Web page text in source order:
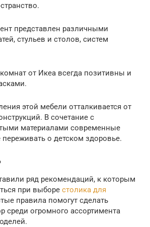
представлен различными
стульев и столов, систем
от Икеа всегда позитивны и
этой мебели отталкивается от
В сочетание с
материалами современные
переживать о детском здоровье.
ряд рекомендаций, к которым
при выборе столика для
правила помогут сделать
среди огромного ассортимента